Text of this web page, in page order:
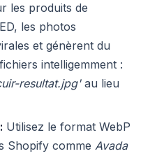
les produits de
les photos
et génèrent du
intelligemment :
resultat.jpg'au lieu
Utilisez le format WebP
Shopify comme Avada